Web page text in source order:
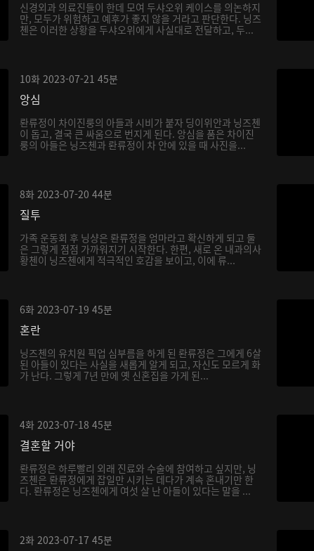
신경외과 의료진들이 한데 모여 두샤오위 케이스를 의논하지
만, 모두가 위험하고 예후가 좋지 않을 거라고 판단한다. 닝즈
첸은 이러한 상황을 두샤오위에게 사실대로 전달하고, 두...
10화 2023-07-21 45분
앙심
롼류정이 차이진룽의 아들과 시비가 붙자 딩이위안과 닝즈첸
이 돕고, 결국 큰 싸움으로 번지게 된다. 앙심을 품은 차이진
룽의 아들은 닝즈첸과 롼류정이 차 안에 있을 때 사진을...
8화 2023-07-20 44분
질투
가족 운동회 후 닝샹은 롼류정을 엄마라고 확신하게 되고 둘
은 그렇게 점점 가까워지기 시작한다. 한편, 새로 온 내과의사
황첸이 닝즈첸에게 적극적인 호감을 보이고, 이에 류...
6화 2023-07-19 45분
혼란
닝즈첸의 유치원 픽업 심부름을 하게 된 롼류정은 그에게 6살
된 아들이 있다는 사실을 새롭게 알게 되고, 자신도 모르게 화
가 난다. 그렇게 7년 만에 옛 신혼집을 가게 된...
4화 2023-07-18 45분
결혼할 거야
롼류정은 하루빨리 외래 진료와 수술에 참여하고 싶지만, 닝
즈첸은 롼류정에게 잡일만 시키는 데다가 계속 혼내기만 한
다. 롼류정은 닝즈첸에게 여섯 살 난 아들이 있다는 말을 ...
2화 2023-07-17 45분